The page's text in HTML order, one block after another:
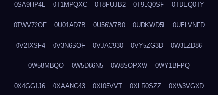
0SA9HP4L 0T1MPQXC 0T8PUJB2 0T9LQ0SF 0TDEQ0TY
0TWV72OF 0U01AD7B 0U56W7B0 0UDKWD5I 0UELVNFD
0V2IXSF4 0V3N6SQF 0VJAC930 0VY5ZG3D 0W3LZD86
0W58MBQO 0W5D86N5 0W8SOPXW 0WY1BFPQ
0X4GG1J6 0XAANC43 0XI05VVT 0XLR0SZZ 0XW3VGXD